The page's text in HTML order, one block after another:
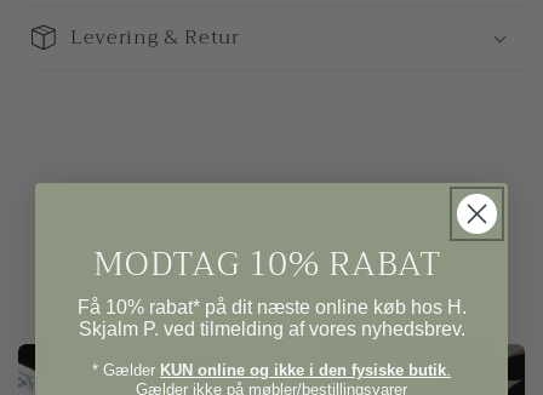
Levering & Retur
MODTAG 10% RABAT
Få 10% rabat* på dit næste online køb hos H.
Skjalm P. ved tilmelding af vores nyhedsbrev.
* Gælder KUN online og ikke i den fysiske butik.
Gælder ikke på møbler/bestillingsvarer